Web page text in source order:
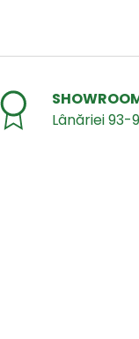
Lânăriei 93-